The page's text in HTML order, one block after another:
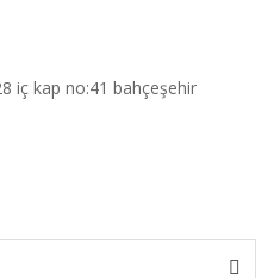
iç kap no:41 bahçeşehir